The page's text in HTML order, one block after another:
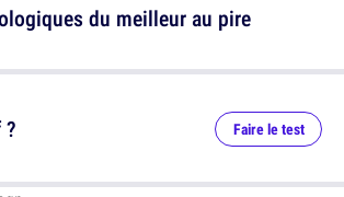
du meilleur au pire
Faire le test